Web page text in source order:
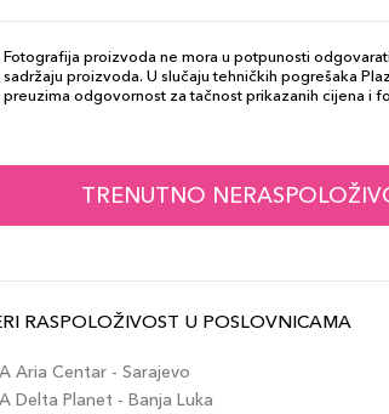
Fotografija proizvoda ne mora u potpunosti
sadržaju proizvoda. U slučaju tehničkih pogrešaka
preuzima odgovornost za tačnost prikazanih cijena i
TRENUTNO
RASPOLOŽIVOST U POSLOVNICAMA
Aria Centar - Sarajevo
Delta Planet - Banja Luka